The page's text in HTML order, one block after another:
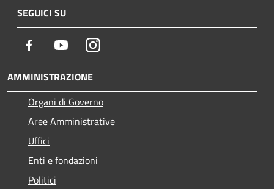
SEGUICI SU
Facebook YoutubeInstagram
AMMINISTRAZIONE
Organi di Governo
Aree Amministrative
Uffici
Enti e fondazioni
Politici